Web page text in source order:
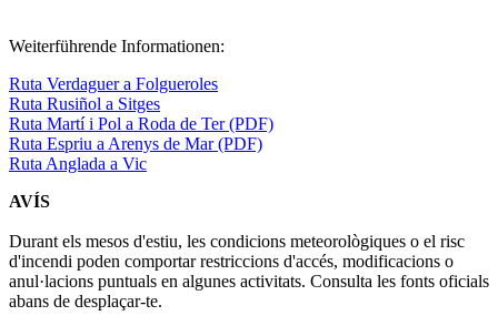
Weiterführende Informationen:
Ruta Verdaguer a Folgueroles
Ruta Rusiñol a Sitges
Ruta Martí i Pol a Roda de Ter (PDF)
Ruta Espriu a Arenys de Mar (PDF)
Ruta Anglada a Vic
AVÍS
Durant els mesos d'estiu, les condicions meteorològiques o el risc
d'incendi poden comportar restriccions d'accés, modificacions o
anul·lacions puntuals en algunes activitats. Consulta les fonts oficials
abans de desplaçar-te.